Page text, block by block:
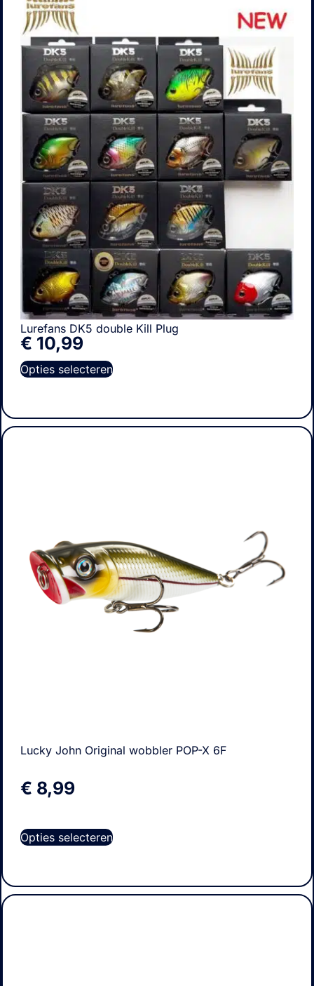
Lurefans DK5 double Kill Plug
€ 10,99
Opties selecteren
Lucky John Original wobbler POP-X 6F
€ 8,99
Opties selecteren